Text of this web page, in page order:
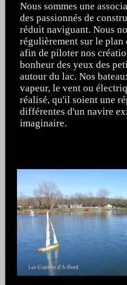
Nous sommes une
des passionnés de
réduit naviguant. Nous
régulièrement sur le plan
afin de piloter nos
bonheur des yeux des
autour du lac. Nos
vapeur, le vent ou
réalisé, qu'il soient une
différentes d'un navire
imaginaire.